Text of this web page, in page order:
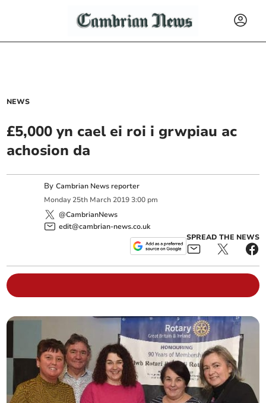
NEWS
£5,000 yn cael ei roi i grwpiau ac
achosion da
ByCambrian News reporter
Monday 25th March 2019 3:00 pm
@CambrianNews
edit@cambrian-news.co.uk
SPREAD THE NEWS